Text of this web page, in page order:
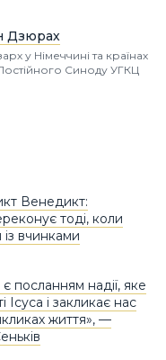
Дзюрах
у Німеччині та країнах
Синоду УГКЦ
Венедикт:
тоді, коли
із вчинками
посланням надії, яке
Ісуса і закликає нас
життя», —